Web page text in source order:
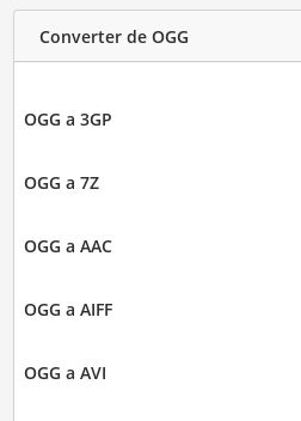
Converter de OGG
OGG a 3GP
OGG a 7Z
OGG a AAC
OGG a AIFF
OGG a AVI